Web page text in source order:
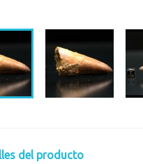
del producto